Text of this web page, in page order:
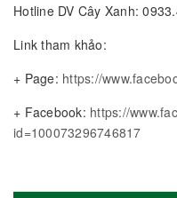
Hotline DV Cây Xanh:
Link tham khảo:
+ Page: https://
+ Facebook: https://
id=100073296746817